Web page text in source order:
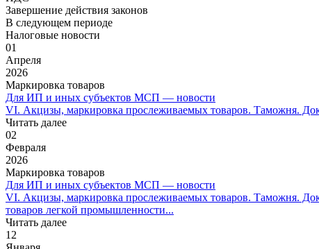
Завершение действия законов
В следующем периоде
Налоговые новости
01
Апреля
2026
Маркировка товаров
Для ИП и иных субъектов МСП — новости
VI. Акцизы, маркировка прослеживаемых товаров. Таможня.
Читать далее
02
Февраля
2026
Маркировка товаров
Для ИП и иных субъектов МСП — новости
VI. Акцизы, маркировка прослеживаемых товаров. Таможня.
товаров легкой промышленности...
Читать далее
12